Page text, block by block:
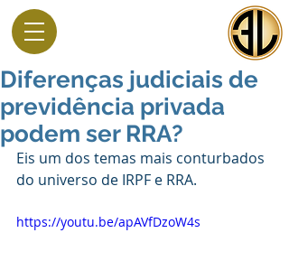
Diferenças judiciais de
previdência privada
podem ser RRA?
Eis um dos temas mais conturbados
do universo de IRPF e RRA.
https://youtu.be/apAVfDzoW4s